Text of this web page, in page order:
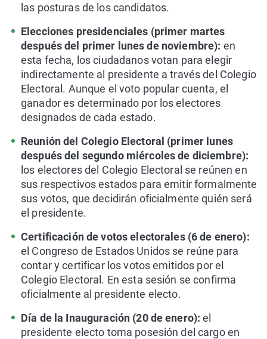
las posturas de los candidatos.
Elecciones presidenciales (primer martes
después del primer lunes de noviembre): en
esta fecha, los ciudadanos votan para elegir
indirectamente al presidente a través del Colegio
Electoral. Aunque el voto popular cuenta, el
ganador es determinado por los electores
designados de cada estado.
Reunión del Colegio Electoral (primer lunes
después del segundo miércoles de diciembre):
los electores del Colegio Electoral se reúnen en
sus respectivos estados para emitir formalmente
sus votos, que decidirán oficialmente quién será
el presidente.
Certificación de votos electorales (6 de enero):
el Congreso de Estados Unidos se reúne para
contar y certificar los votos emitidos por el
Colegio Electoral. En esta sesión se confirma
oficialmente al presidente electo.
Día de la Inauguración (20 de enero):el
presidente electo toma posesión del cargo en